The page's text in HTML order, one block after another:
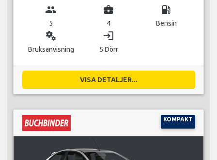
group
5
business_center
4
local_gas_station
Bensin
miscellaneous_services
Bruksanvisning
login
5 Dörr
VISA DETALJER...
KOMPAKT